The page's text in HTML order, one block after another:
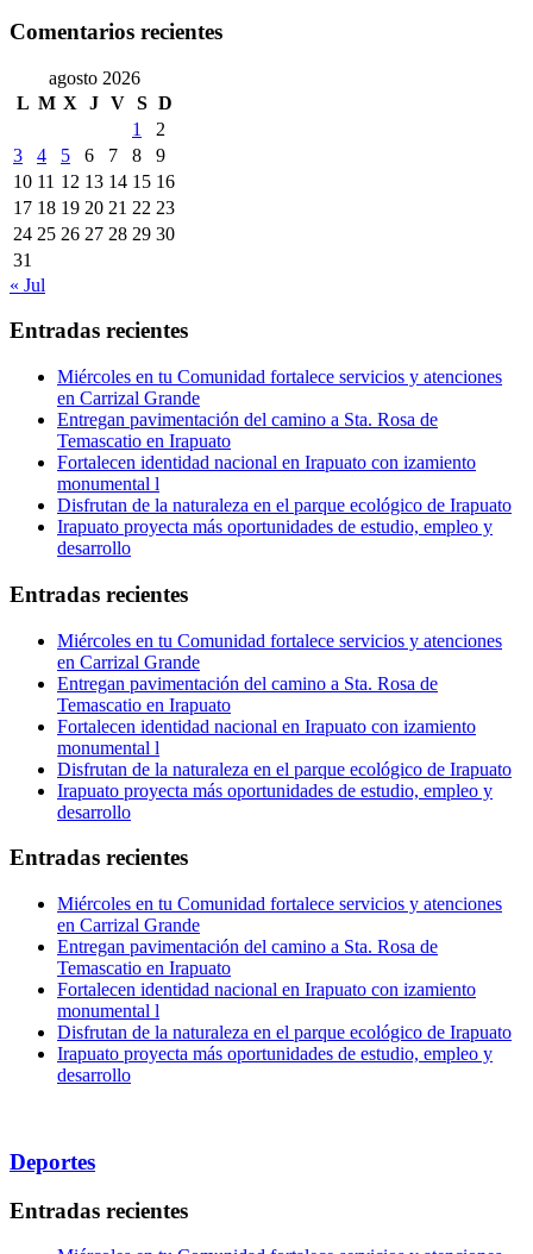
Comentarios recientes
agosto 2026
L M X J V S D
1
2
3
4 5 6 7 8
9
10 11 12 13 14 15 16
17 18 19 20 21 22 23
24 25 26 27 28 29 30
31
« Jul
Entradas recientes
Miércoles en tu Comunidad fortalece servicios y atenciones
en Carrizal Grande
Entregan pavimentación del camino a Sta. Rosa de
Temascatio en Irapuato
Fortalecen identidad nacional en Irapuato con izamiento
monumental l
Disfrutan de la naturaleza en el parque ecológico de Irapuato
Irapuato proyecta más oportunidades de estudio, empleo y
desarrollo
Entradas recientes
Miércoles en tu Comunidad fortalece servicios y atenciones
en Carrizal Grande
Entregan pavimentación del camino a Sta. Rosa de
Temascatio en Irapuato
Fortalecen identidad nacional en Irapuato con izamiento
monumental l
Disfrutan de la naturaleza en el parque ecológico de Irapuato
Irapuato proyecta más oportunidades de estudio, empleo y
desarrollo
Entradas recientes
Miércoles en tu Comunidad fortalece servicios y atenciones
en Carrizal Grande
Entregan pavimentación del camino a Sta. Rosa de
Temascatio en Irapuato
Fortalecen identidad nacional en Irapuato con izamiento
monumental l
Disfrutan de la naturaleza en el parque ecológico de Irapuato
Irapuato proyecta más oportunidades de estudio, empleo y
desarrollo
Deportes
Entradas recientes